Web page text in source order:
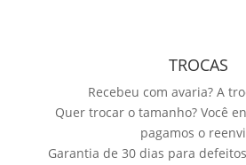
TROCAS
Recebeu com avaria? A
Quer trocar o tamanho? Você
pagamos o
Garantia de 30 dias para